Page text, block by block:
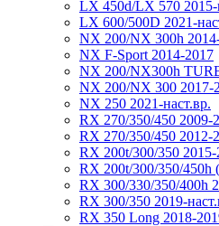
LX 450d/LX 570 2015-
LX 600/500D 2021-
NX 200/NX 300h
NX F-Sport 2014-2017
NX 200/NX300h
NX 200/NX 300 2017-
NX 250 2021-наст.вр.
RX 270/350/450 2009-
RX 270/350/450 2012-
RX 200t/300/350 2015-
RX 200t/300/350/450h
RX 300/330/350/400h
RX 300/350 2019-
RX 350 Long 2018-